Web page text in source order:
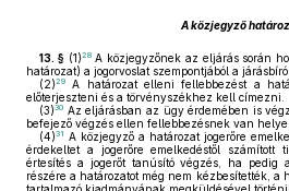
A közjegyző
13. § (1)28A közjegyzőnek az eljárás során
határozat) a jogorvoslat szempontjából a
(2)29
A határozat elleni fellebbezést a
előterjeszteni és a törvényszékhez kell címezni.
(3)30 Az eljárásban az ügy érdemében is
befejező végzés ellen fellebbezésnek van helye.
(4)31 A közjegyző a határozat jogerőre
érdekeltet a jogerőre emelkedéstől
értesítés a jogerőt tanúsító végzés, ha
részére a határozatot még nem kézbesítették, a